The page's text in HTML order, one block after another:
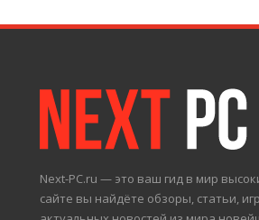
Next-PC.ru — это ваш гид в мир
сайте вы найдёте обзоры, статьи,